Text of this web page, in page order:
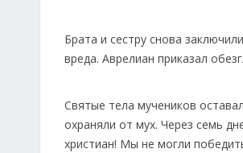
Брата и сестру снова
вреда. Аврелиан приказал
Святые тела мучеников
охраняли от мух. Через семь
христиан! Мы не могли